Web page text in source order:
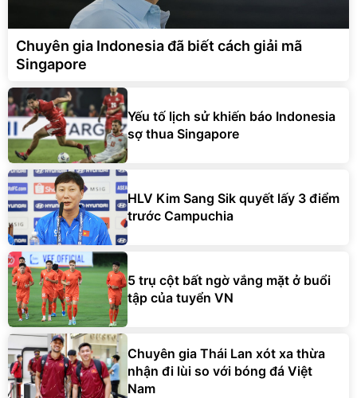
Chuyên gia Indonesia đã biết cách giải mã
Singapore
Yếu tố lịch sử khiến báo Indonesia
sợ thua Singapore
HLV Kim Sang Sik quyết lấy 3 điểm
trước Campuchia
5 trụ cột bất ngờ vắng mặt ở buổi
tập của tuyển VN
Chuyên gia Thái Lan xót xa thừa
nhận đi lùi so với bóng đá Việt
Nam